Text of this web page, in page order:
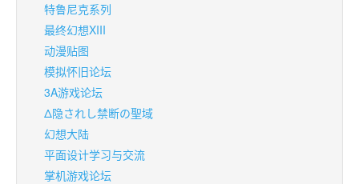
特鲁尼克系列
最终幻想XIII
动漫贴图
模拟怀旧论坛
3A游戏论坛
Δ隐されし禁断の聖域
幻想大陆
平面设计学习与交流
掌机游戏论坛